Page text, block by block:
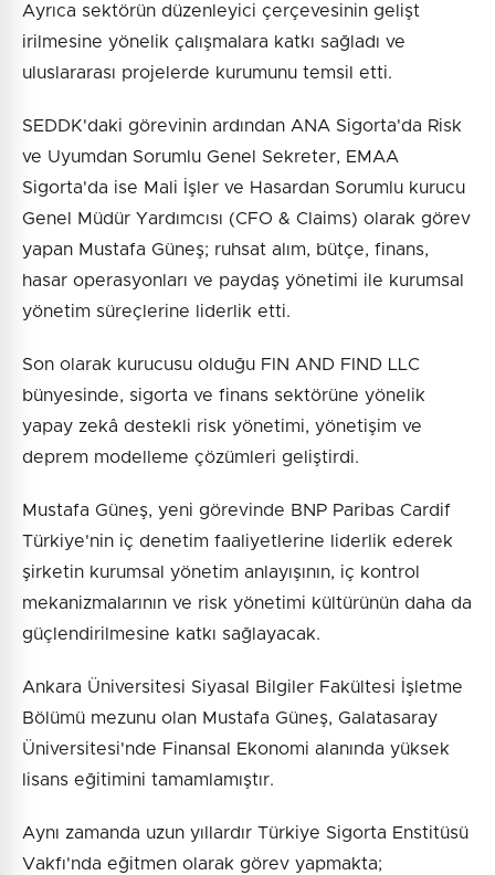
Ayrıca sektörün düzenleyici çerçevesinin gelişt
irilmesine yönelik çalışmalara katkı sağladı ve
uluslararası projelerde kurumunu temsil etti.
SEDDK'daki görevinin ardından ANA Sigorta'da Risk
ve Uyumdan Sorumlu Genel Sekreter, EMAA
Sigorta'da ise Mali İşler ve Hasardan Sorumlu kurucu
Genel Müdür Yardımcısı (CFO & Claims) olarak görev
yapan Mustafa Güneş; ruhsat alım, bütçe, finans,
hasar operasyonları ve paydaş yönetimi ile kurumsal
yönetim süreçlerine liderlik etti.
Son olarak kurucusu olduğu FIN AND FIND LLC
bünyesinde, sigorta ve finans sektörüne yönelik
yapay zekâ destekli risk yönetimi, yönetişim ve
deprem modelleme çözümleri geliştirdi.
Mustafa Güneş, yeni görevinde BNP Paribas Cardif
Türkiye'nin iç denetim faaliyetlerine liderlik ederek
şirketin kurumsal yönetim anlayışının, iç kontrol
mekanizmalarının ve risk yönetimi kültürünün daha da
güçlendirilmesine katkı sağlayacak.
Ankara Üniversitesi Siyasal Bilgiler Fakültesi İşletme
Bölümü mezunu olan Mustafa Güneş, Galatasaray
Üniversitesi'nde Finansal Ekonomi alanında yüksek
lisans eğitimini tamamlamıştır.
Aynı zamanda uzun yıllardır Türkiye Sigorta Enstitüsü
Vakfı'nda eğitmen olarak görev yapmakta;